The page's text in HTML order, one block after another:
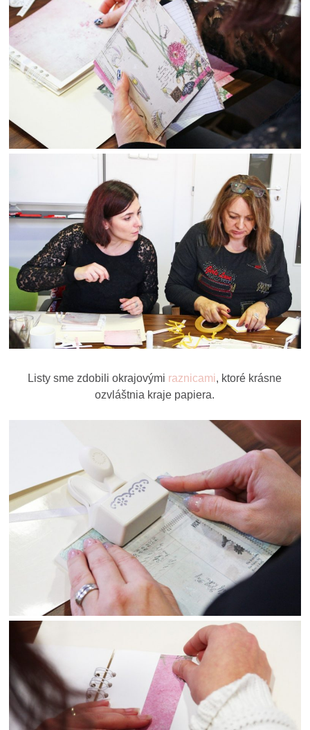
Listy sme zdobili okrajovými raznicami, ktoré krásne
ozvláštnia kraje papiera.